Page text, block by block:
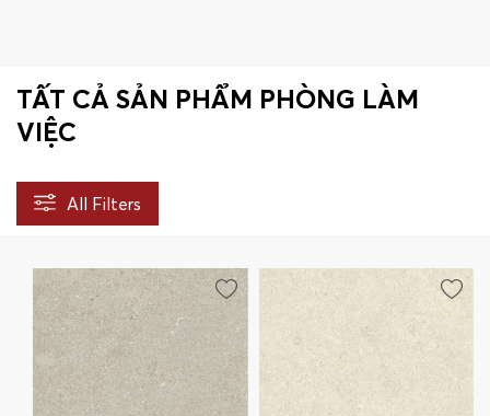
TẤT CẢ SẢN PHẨM PHÒNG LÀM
VIỆC
All Filters